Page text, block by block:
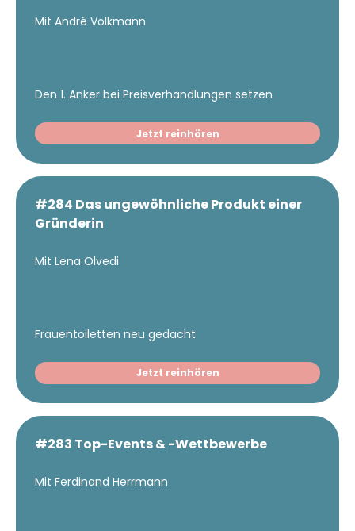
Mit André Volkmann
Den 1. Anker bei Preisverhandlungen setzen
Jetzt reinhören
#284 Das ungewöhnliche Produkt einer
Gründerin
Mit Lena Olvedi
Frauentoiletten neu gedacht
Jetzt reinhören
#283 Top-Events & -Wettbewerbe
Mit Ferdinand Herrmann